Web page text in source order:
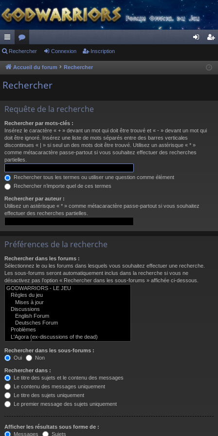
ac
co
ur
s
or
u
m
cri
Rechercher Connexion Inscription
Accueil du forum Rechercher
Rechercher
Requête de la recherche
Rechercher par mots-clés :
Insérez le caractère « + » devant un mot qui doit être trouvé et « - » devant un mot qui
doit être ignoré. Insérez une liste de mots séparés entre des barres verticales
discontinues « | » si seul un des mots doit être trouvé. Utilisez un astérisque « * »
comme métacaractère passe-partout si vous souhaitez effectuer des recherches
partielles.
Rechercher tous les termes ou utiliser une question comme élément
Rechercher n’importe quel de ces termes
Rechercher par auteur :
Utilisez un astérisque « * » comme métacaractère passe-partout si vous souhaitez
effectuer des recherches partielles.
Préférences de la recherche
Rechercher dans les forums :
Sélectionnez le ou les forums dans lesquels vous souhaitez effectuer une recherche.
Les sous-forums seront automatiquement inclus dans la recherche si vous ne
désactivez pas l’option « Rechercher dans les sous-forums » affichée ci-dessous.
Rechercher dans les sous-forums :
Oui
Non
Rechercher dans :
Le titre des sujets et le contenu des messages
Le contenu des messages uniquement
Le titre des sujets uniquement
Le premier message des sujets uniquement
Afficher les résultats sous forme de :
Messages
Sujets